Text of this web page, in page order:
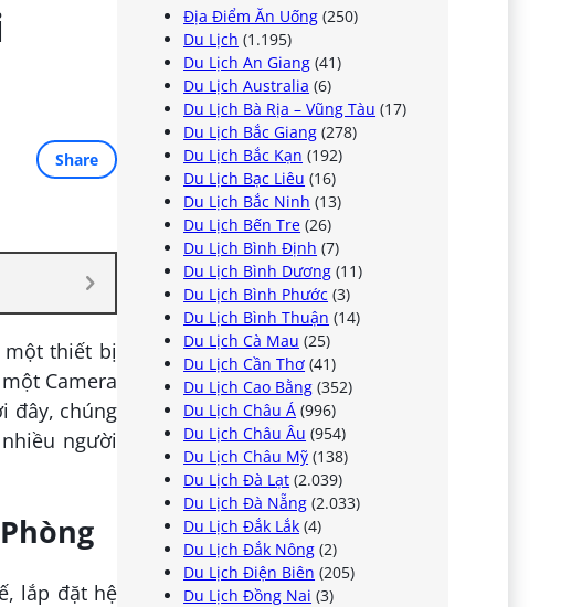
Share
thiết bị
Camera
đây, chúng
người
lắp đặt hệ
Địa Điểm Ăn Uống (250)
Du Lịch (1.195)
Du Lịch An Giang (41)
Du Lịch Australia (6)
Du Lịch Bà Rịa – Vũng Tàu (17)
Du Lịch Bắc Giang (278)
Du Lịch Bắc Kạn (192)
Du Lịch Bạc Liêu (16)
Du Lịch Bắc Ninh (13)
Du Lịch Bến Tre (26)
Du Lịch Bình Định (7)
Du Lịch Bình Dương (11)
Du Lịch Bình Phước (3)
Du Lịch Bình Thuận (14)
Du Lịch Cà Mau (25)
Du Lịch Cần Thơ (41)
Du Lịch Cao Bằng (352)
Du Lịch Châu Á (996)
Du Lịch Châu Âu (954)
Du Lịch Châu Mỹ (138)
Du Lịch Đà Lạt (2.039)
Du Lịch Đà Nẵng (2.033)
Du Lịch Đắk Lắk (4)
Du Lịch Đắk Nông (2)
Du Lịch Điện Biên (205)
Du Lịch Đồng Nai (3)